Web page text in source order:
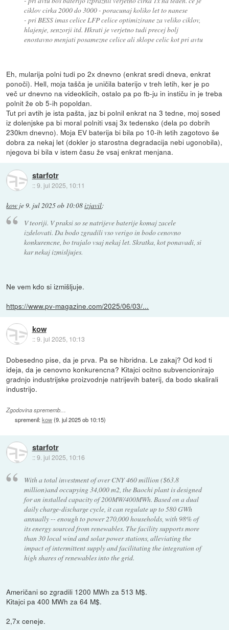
ciklov cirka 2000 do 3000 - poracunaj koliko let to nanese
- pri BESS imas celice LFP celice optimizirane za veliko ciklov,
hlajenje, senzorji itd. Hkrati je verjetno tudi precej bolj
enostavno menjati posamezne celice ali sklope celic kot pri avtu
Eh, mularija polni tudi po 2x dnevno (enkrat sredi dneva, enkrat
ponoči). Hell, moja tašča je uničila baterijo v treh letih, ker je po
več ur dnevno na videoklicih, ostalo pa po fb-ju in instiču in je treba
polnit že ob 5-ih popoldan.
Tut pri avtih je ista pašta, jaz bi polnil enkrat na 3 tedne, moj sosed
iz dolenjske pa bi moral polniti vsaj 3x tedensko (dela po dobrih
230km dnevno). Moja EV baterija bi bila po 10-ih letih zagotovo še
dobra za nekaj let (dokler jo starostna degradacija nebi ugonobila),
njegova bi bila v istem času že vsaj enkrat menjana.
starfotr
::9. jul 2025, 10:11
kow je9. jul 2025 ob 10:08izjavil:
V teoriji. V praksi so se natrijeve baterije komaj zacele
izdelovati. Da bodo zgradili vso verigo in bodo cenovno
konkurencne, bo trajalo vsaj nekaj let. Skratka, kot ponavadi, si
kar nekaj izmisljujes.
Ne vem kdo si izmišljuje.
https://www.pv-magazine.com/2025/06/03/...
kow
::9. jul 2025, 10:13
Dobesedno pise, da je prva. Pa se hibridna. Le zakaj? Od kod ti
ideja, da je cenovno konkurencna? Kitajci ocitno subvencionirajo
gradnjo industrijske proizvodnje natrijevih baterij, da bodo skalirali
industrijo.
Zgodovina sprememb…
spremenil:kow(9. jul 2025 ob 10:15)
starfotr
::9. jul 2025, 10:16
With a total investment of over CNY 460 million ($63.8
million)and occupying 34,000 m2, the Baochi plant is designed
for an installed capacity of 200MW/400MWh. Based on a dual
daily charge-discharge cycle, it can regulate up to 580 GWh
annually -- enough to power 270,000 households, with 98% of
its energy sourced from renewables. The facility supports more
than 30 local wind and solar power stations, alleviating the
impact of intermittent supply and facilitating the integration of
high shares of renewables into the grid.
Američani so zgradili 1200 MWh za 513 M$.
Kitajci pa 400 MWh za 64 M$.
2,7x ceneje.